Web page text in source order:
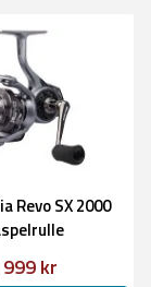
Revo SX 2000
kr